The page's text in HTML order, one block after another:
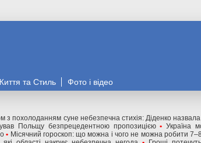
та Стиль Фото і відео
з похолоданням суне небезпечна стихія: Діденко назвала
Польщу безпрецедентною пропозицією • Україна
• Місячний гороскоп: що можна і чого не можна робити